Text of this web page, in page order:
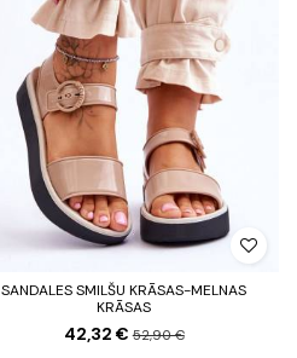
SANDALES SMILŠU KRĀSAS-MELNAS
KRĀSAS
42,32 €52,90 €